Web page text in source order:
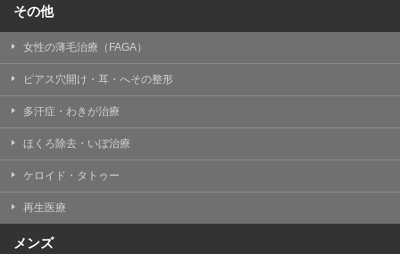
その他
女性の薄毛治療（FAGA）
ピアス穴開け・耳・へその整形
多汗症・わきが治療
ほくろ除去・いぼ治療
ケロイド・タトゥー
再生医療
メンズ